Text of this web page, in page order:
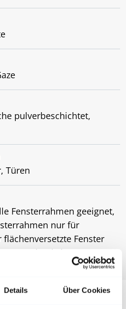
Details Über Cookies
pulverbeschichtet,
Türen
Fensterrahmen geeignet,
nur für
Fenster